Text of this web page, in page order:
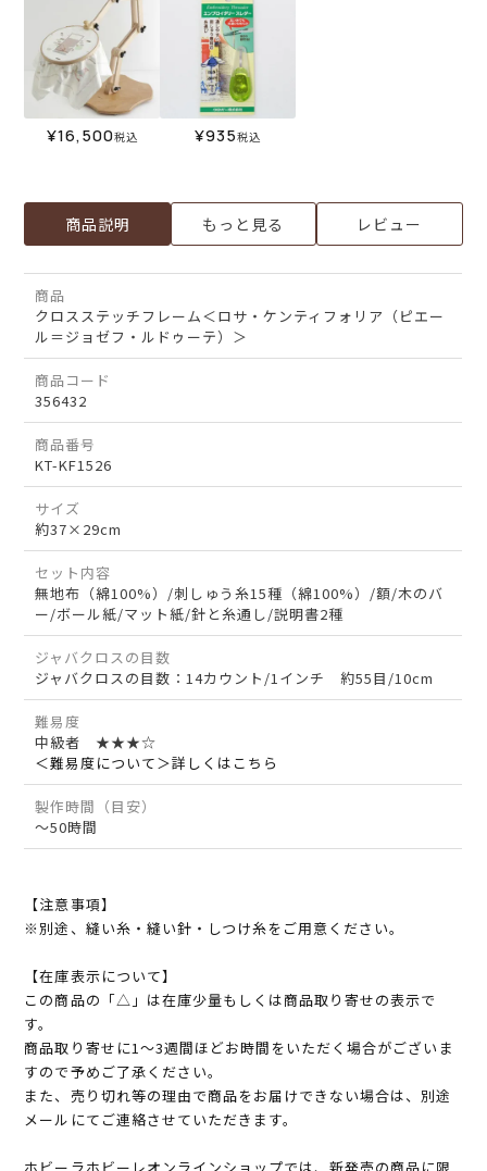
¥16,500税込 ¥935税込
商品説明 もっと見る レビュー
商品
クロスステッチフレーム＜ロサ・ケンティフォリア（ピエー
ル＝ジョゼフ・ルドゥーテ）＞
商品コード
356432
商品番号
KT-KF1526
サイズ
約37×29cm
セット内容
無地布（綿100%）/刺しゅう糸15種（綿100%）/額/木のバ
ー/ボール紙/マット紙/針と糸通し/説明書2種
ジャバクロスの目数
ジャバクロスの目数：14カウント/1インチ 約55目/10cm
難易度
中級者 ★★★☆
＜難易度について＞詳しくはこちら
製作時間（目安）
～50時間
【注意事項】
※別途、縫い糸・縫い針・しつけ糸をご用意ください。
【在庫表示について】
この商品の「△」は在庫少量もしくは商品取り寄せの表示で
す。
商品取り寄せに1～3週間ほどお時間をいただく場合がございま
すので予めご了承ください。
また、売り切れ等の理由で商品をお届けできない場合は、別途
メールにてご連絡させていただきます。